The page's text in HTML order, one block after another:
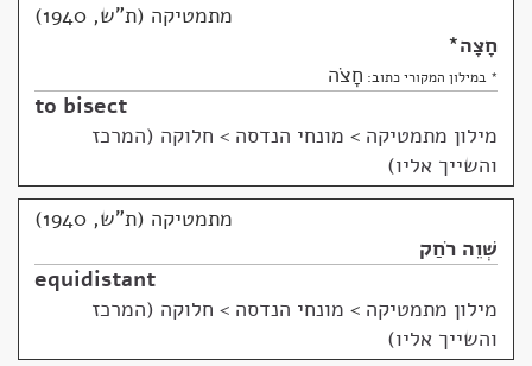
מתמטיקה (ת"ש, 1940)
חָצָה*
* במילון המקורי כתוב: חָצֹה
to bisect
מילון מתמטיקה > מונחי הנדסה > חלוקה (המרכז
והשייך אליו)
מתמטיקה (ת"ש, 1940)
שְׁוֵה רֹחַק
equidistant
מילון מתמטיקה > מונחי הנדסה > חלוקה (המרכז
והשייך אליו)